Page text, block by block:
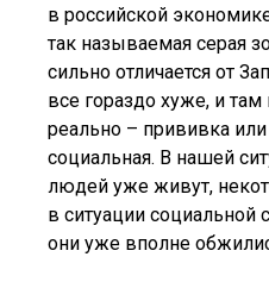
в российской
так называемая серая
сильно отличается от
все гораздо хуже, и
реально – прививка
социальная. В нашей
людей уже живут,
в ситуации социальной
они уже вполне